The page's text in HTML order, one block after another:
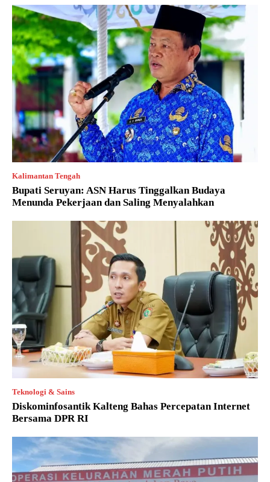
Kalimantan Tengah
Bupati Seruyan: ASN Harus Tinggalkan Budaya
Menunda Pekerjaan dan Saling Menyalahkan
Teknologi & Sains
Diskominfosantik Kalteng Bahas Percepatan Internet
Bersama DPR RI